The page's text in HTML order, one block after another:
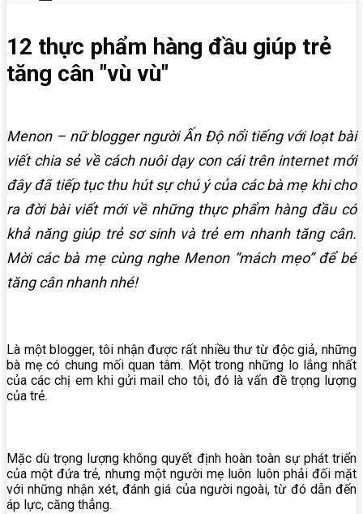
12 thực phẩm hàng đầu giúp trẻ
tăng cân "vù vù"
Menon – nữ blogger người Ấn Độ nổi tiếng với loạt bài
viết chia sẻ về cách nuôi dạy con cái trên internet mới
đây đã tiếp tục thu hút sự chú ý của các bà mẹ khi cho
ra đời bài viết mới về những thực phẩm hàng đầu có
khả năng giúp trẻ sơ sinh và trẻ em nhanh tăng cân.
Mời các bà mẹ cùng nghe Menon “mách mẹo” để bé
tăng cân nhanh nhé!
Là một blogger, tôi nhận được rất nhiều thư từ độc giả, những
bà mẹ có chung mối quan tâm. Một trong những lo lắng nhất
của các chị em khi gửi mail cho tôi, đó là vấn đề trọng lượng
của trẻ.
Mặc dù trọng lượng không quyết định hoàn toàn sự phát triển
của một đứa trẻ, nhưng một người mẹ luôn luôn phải đối mặt
với những nhận xét, đánh giá của người ngoài, từ đó dẫn đến
áp lực, căng thẳng.